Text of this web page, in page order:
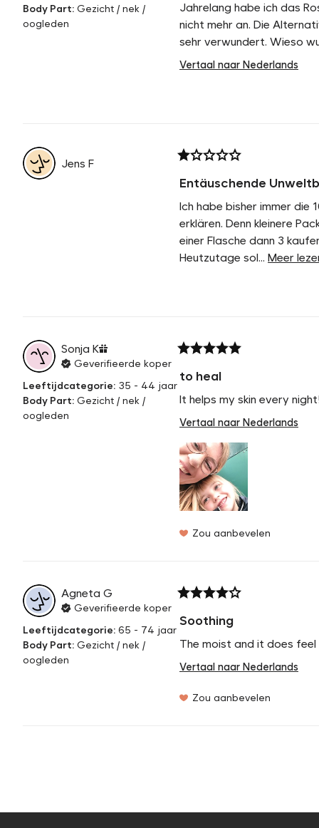
Body Part: Gezicht / nek /
oogleden
Jahrelang habe ich das
nicht mehr an. Die
sehr verwundert. Wieso
Vertaal naar Nederlands
Jens F
Entäuschende
Ich habe bisher immer die
erklären. Denn kleinere
einer Flasche dann 3
Heutzutage sol... Meer
Sonja K
Geverifieerde koper
Leeftijdcategorie: 35 - 44 jaar
Body Part: Gezicht / nek /
oogleden
to heal
It helps my skin every
Vertaal naar Nederlands
Zou aanbevelen
Agneta G
Geverifieerde koper
Leeftijdcategorie: 65 - 74 jaar
Body Part: Gezicht / nek /
oogleden
Soothing
The moist and it does
Vertaal naar Nederlands
Zou aanbevelen